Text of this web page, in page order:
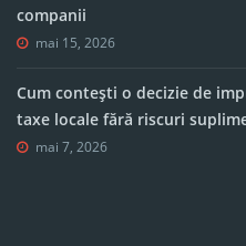
companii
mai 15, 2026
Cum contești o decizie de
taxe locale fără riscuri
mai 7, 2026